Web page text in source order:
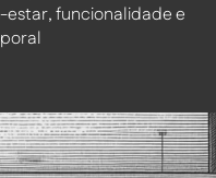
funcionalidade e